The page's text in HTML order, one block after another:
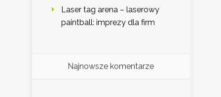
Laser tag arena – laserowy
paintball: imprezy dla firm
Najnowsze komentarze